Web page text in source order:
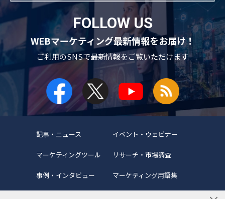
FOLLOW US
WEBマーケティング最新情報をお届け！
ご利用のSNSで最新情報をご覧いただけます
記事・ニュース イベント・ウェビナー
マーケティングツール リサーチ・市場調査
事例・インタビュー マーケティング用語集